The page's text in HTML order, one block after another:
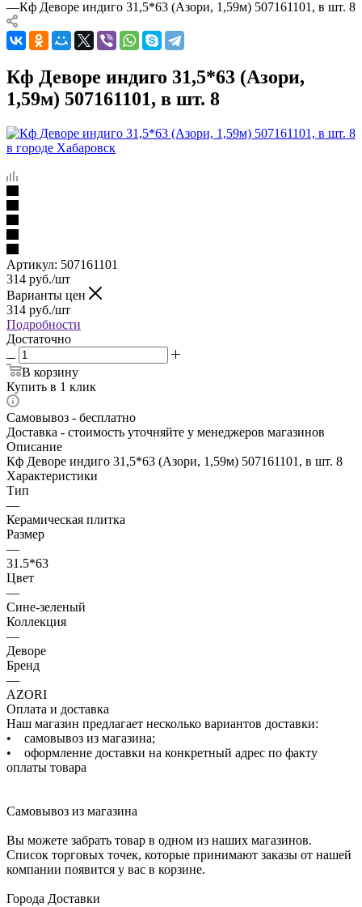
—Кф Деворе индиго 31,5*63 (Азори, 1,59м) 507161101, в шт. 8
Кф Деворе индиго 31,5*63 (Азори,
1,59м) 507161101, в шт. 8
Артикул: 507161101
314 руб./шт
Варианты цен
314 руб./шт
Подробности
Достаточно
В корзину
Купить в 1 клик
Самовывоз - бесплатно
Доставка - стоимость уточняйте у менеджеров магазинов
Описание
Кф Деворе индиго 31,5*63 (Азори, 1,59м) 507161101, в шт. 8
Характеристики
Тип
—
Керамическая плитка
Размер
—
31.5*63
Цвет
—
Сине-зеленый
Коллекция
—
Деворе
Бренд
—
AZORI
Оплата и доставка
Наш магазин предлагает несколько вариантов доставки:
• самовывоз из магазина;
• оформление доставки на конкретный адрес по факту
оплаты товара
Самовывоз из магазина
Вы можете забрать товар в одном из наших магазинов.
Список торговых точек, которые принимают заказы от нашей
компании появится у вас в корзине.
Города Доставки